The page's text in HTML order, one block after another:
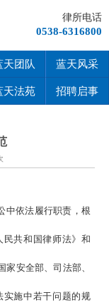
律所电话
0538-6316800
天团队 蓝天风采
天法苑 招聘启事
中依法履行职责，根
共和国律师法》和
家安全部、司法部、
实施中若干问题的规